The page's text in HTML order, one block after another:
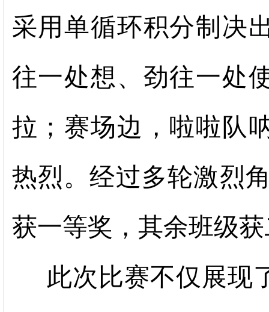
采用单循环积分制决
往一处想、劲往一处
拉；赛场边，啦啦队
热烈。经过多轮激烈
获一等奖，其余班级
此次比赛不仅展现